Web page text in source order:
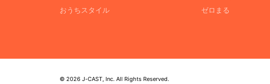
おうちスタイル
ゼロまる
© 2026 J-CAST, Inc. All Rights Reserved.